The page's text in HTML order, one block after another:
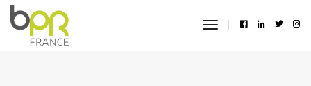
toggle